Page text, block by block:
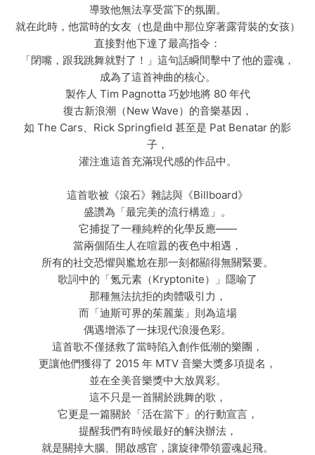
導致他無法享受當下的氛圍。
就在此時，他當時的女友（也是曲中那位穿著露背裝的女孩）
直接對他下達了最高指令：
「閉嘴，跟我跳舞就對了！」這句話瞬間擊中了他的靈魂，
成為了這首神曲的核心。
製作人 Tim Pagnotta 巧妙地將 80 年代
復古新浪潮（New Wave）的音樂基因，
如 The Cars、Rick Springfield 甚至是 Pat Benatar 的影
子，
灌注進這首充滿現代感的作品中。
這首歌被《滾石》雜誌與《Billboard》
盛讚為「最完美的流行構造」。
它捕捉了一種純粹的化學反應——
當兩個陌生人在喧囂的夜色中相遇，
所有的社交恐懼與尷尬在那一刻都顯得無關緊要。
歌詞中的「氪元素（Kryptonite）」隱喻了
那種無法抗拒的肉體吸引力，
而「迪斯可界的茱麗葉」則為這場
偶遇增添了一抹現代浪漫色彩。
這首歌不僅拯救了當時陷入創作低潮的樂團，
更讓他們獲得了 2015 年 MTV 音樂大獎多項提名，
並在全美音樂獎中大放異彩。
這不只是一首關於跳舞的歌，
它更是一篇關於「活在當下」的行動宣言，
提醒我們有時候最好的解決辦法，
就是關掉大腦、開啟感官，讓旋律帶領靈魂起飛。